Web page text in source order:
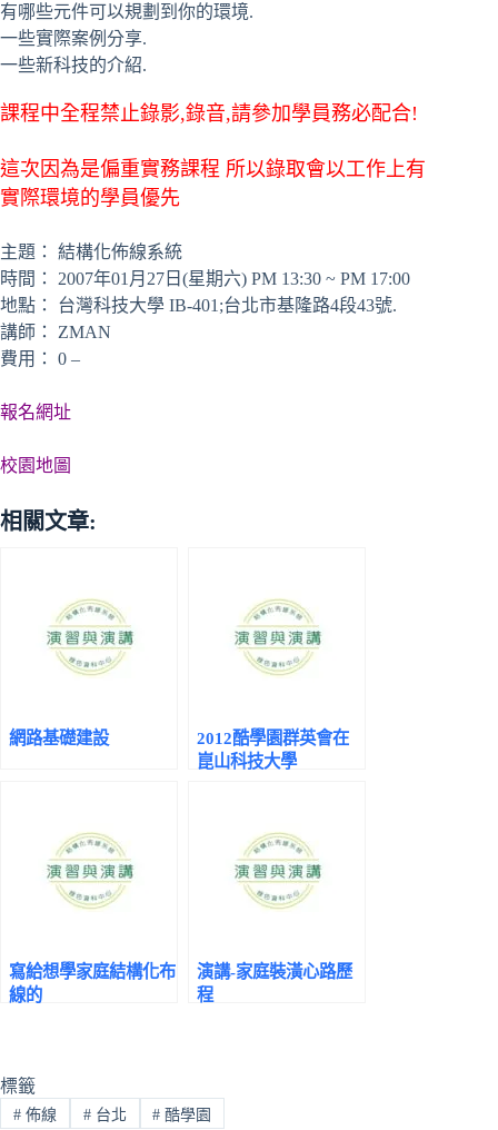
有哪些元件可以規劃到你的環境.
一些實際案例分享.
一些新科技的介紹.
課程中全程禁止錄影,錄音,請參加學員務必配合!
這次因為是偏重實務課程 所以錄取會以工作上有
實際環境的學員優先
主題： 結構化佈線系統
時間： 2007年01月27日(星期六) PM 13:30 ~ PM 17:00
地點： 台灣科技大學 IB-401;台北市基隆路4段43號.
講師： ZMAN
費用： 0 –
報名網址
校園地圖
相關文章:
網路基礎建設
2012酷學園群英會在
崑山科技大學
寫給想學家庭結構化布
線的
演講-家庭裝潢心路歷
程
標籤
#佈線 #台北 # 酷學園